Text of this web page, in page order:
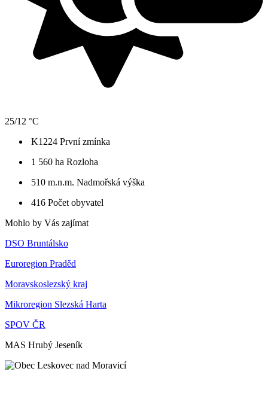
25/12 °C
K1224 První zmínka
1 560 ha Rozloha
510 m.n.m. Nadmořská výška
416 Počet obyvatel
Mohlo by Vás zajímat
DSO Bruntálsko
Euroregion Praděd
Moravskoslezský kraj
Mikroregion Slezská Harta
SPOV ČR
MAS Hrubý Jeseník